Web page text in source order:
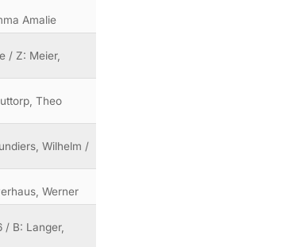
Amalie
/ Z: Meier,
Theo
Wilhelm /
Werner
/ B: Langer,